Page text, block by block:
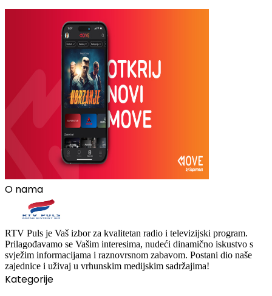
O nama
RTV Puls je Vaš izbor za kvalitetan radio i televizijski program.
Prilagođavamo se Vašim interesima, nudeći dinamično iskustvo s
svježim informacijama i raznovrsnom zabavom. Postani dio naše
zajednice i uživaj u vrhunskim medijskim sadržajima!
Kategorije